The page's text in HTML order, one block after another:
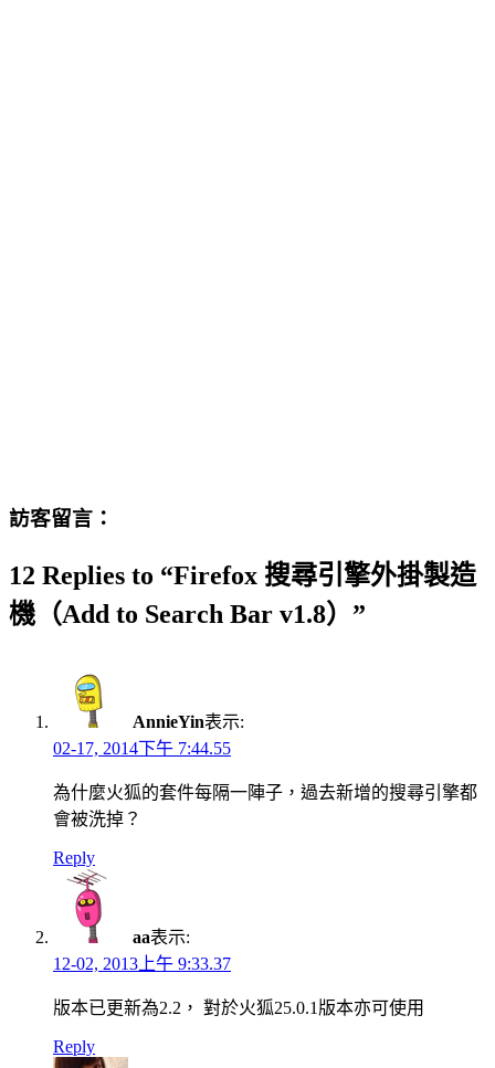
訪客留言：
12 Replies to “Firefox 搜尋引擎外掛製造
機（Add to Search Bar v1.8）”
AnnieYin表示:
02-17, 2014下午 7:44.55
為什麼火狐的套件每隔一陣子，過去新增的搜尋引擎都
會被洗掉？
Reply
aa表示:
12-02, 2013上午 9:33.37
版本已更新為2.2， 對於火狐25.0.1版本亦可使用
Reply